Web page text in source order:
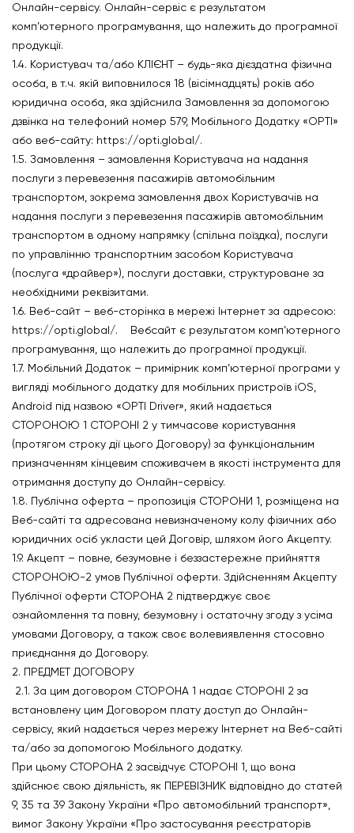
Онлайн-сервісу. Онлайн-сервіс є результатом
комп’ютерного програмування, що належить до програмної
продукції.
1.4. Користувач та/або КЛІЄНТ – будь-яка дієздатна фізична
особа, в т.ч. якій виповнилося 18 (вісімнадцять) років або
юридична особа, яка здійснила Замовлення за допомогою
дзвінка на телефоний номер 579, Мобільного Додатку «OPTI»
або веб-сайту: https://opti.global/.
1.5. Замовлення – замовлення Користувача на надання
послуги з перевезення пасажирів автомобільним
транспортом, зокрема замовлення двох Користувачів на
надання послуги з перевезення пасажирів автомобільним
транспортом в одному напрямку (спільна поїздка), послуги
по управлінню транспортним засобом Користувача
(послуга «драйвер»), послуги доставки, структуроване за
необхідними реквізитами.
1.6. Веб-сайт – веб-сторінка в мережі Інтернет за адресою:
https://opti.global/. Вебсайт є результатом комп’ютерного
програмування, що належить до програмної продукції.
1.7. Мобільний Додаток – примірник комп’ютерної програми у
вигляді мобільного додатку для мобільних пристроїв iOS,
Android під назвою «OPTI Driver», який надається
СТОРОНОЮ 1 CТОРОНІ 2 у тимчасове користування
(протягом строку дії цього Договору) за функціональним
призначенням кінцевим споживачем в якості інструмента для
отримання доступу до Онлайн-сервісу.
1.8. Публічна оферта – пропозиція СТОРОНИ 1, розміщена на
Веб-сайті та адресована невизначеному колу фізичних або
юридичних осіб укласти цей Договір, шляхом його Акцепту.
1.9. Акцепт – повне, безумовне і беззастережне прийняття
СТОРОНОЮ-2 умов Публічної оферти. Здійсненням Акцепту
Публічної оферти СТОРОНА 2 підтверджує своє
ознайомлення та повну, безумовну і остаточну згоду з усіма
умовами Договору, а також своє волевиявлення стосовно
приєднання до Договору.
2. ПРЕДМЕТ ДОГОВОРУ
2.1. За цим договором СТОРОНА 1 надає СТОРОНІ 2 за
встановлену цим Договором плату доступ до Онлайн-
сервісу, який надається через мережу Інтернет на Веб-сайті
та/або за допомогою Мобільного додатку.
При цьому СТОРОНА 2 засвідчує СТОРОНІ 1, що вона
здійснює свою діяльність, як ПЕРЕВІЗНИК відповідно до статей
9, 35 та 39 Закону України «Про автомобільний транспорт»,
вимог Закону України «Про застосування реєстраторів